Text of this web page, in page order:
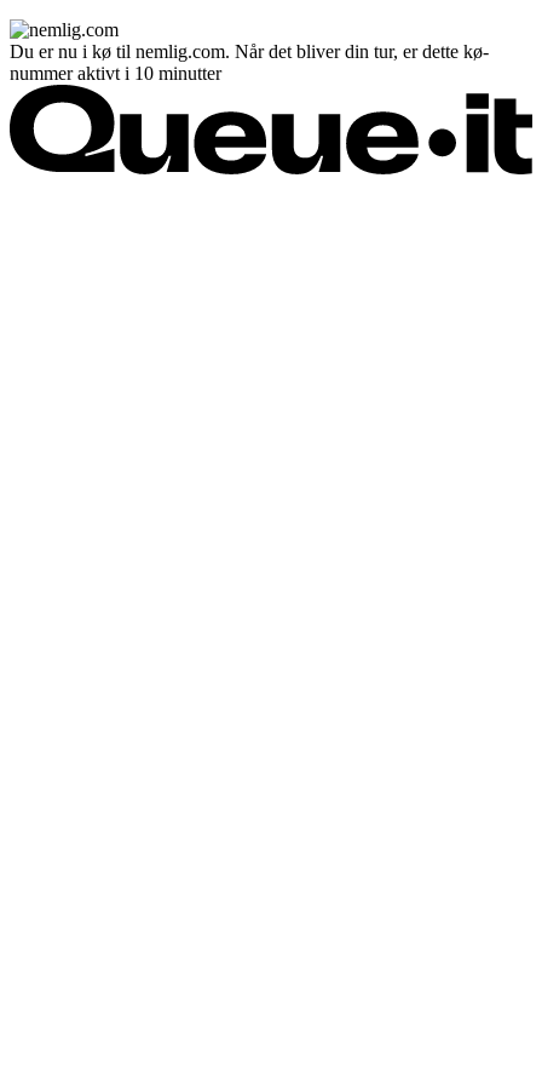
Du er nu i kø til nemlig.com. Når det bliver din tur, er dette kø-
nummer aktivt i 10 minutter